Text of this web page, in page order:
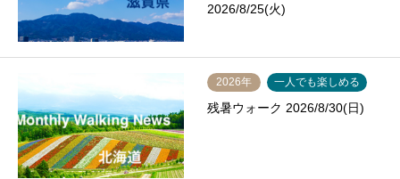
2026/8/25(火)
2026年 一人でも楽しめる
残暑ウォーク 2026/8/30(日)